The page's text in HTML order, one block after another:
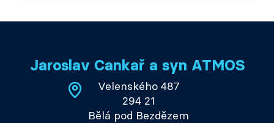
Jaroslav Cankař a syn ATMOS
Velenského 487
294 21
Bělá pod Bezdězem